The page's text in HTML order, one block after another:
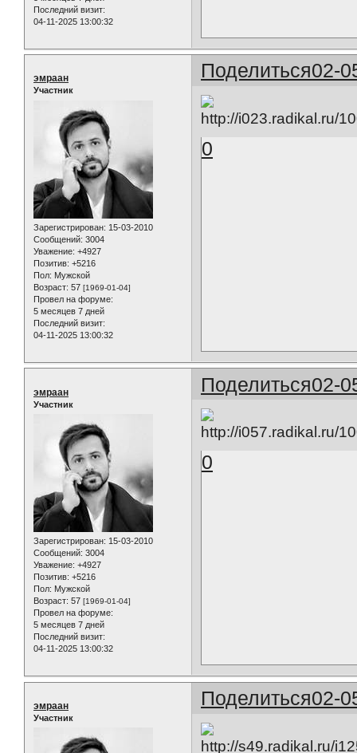
Последний визит:
04-11-2025 13:00:32
Поделиться02-
эмраан
Участник
Зарегистрирован: 15-03-2010
Сообщений: 3004
Уважение: +4927
Позитив: +5216
Пол: Мужской
Возраст: 57 [1969-01-04]
Провел на форуме:
5 месяцев 7 дней
Последний визит:
04-11-2025 13:00:32
0
Поделиться02-
эмраан
Участник
Зарегистрирован: 15-03-2010
Сообщений: 3004
Уважение: +4927
Позитив: +5216
Пол: Мужской
Возраст: 57 [1969-01-04]
Провел на форуме:
5 месяцев 7 дней
Последний визит:
04-11-2025 13:00:32
0
Поделиться02-
эмраан
Участник